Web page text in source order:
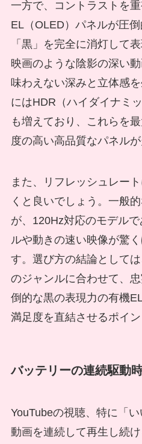
一方で、コントラストを
EL（OLED）パネルが圧
「黒」を完全に消灯して
映画のような陰影の深い
味わえない深みと立体感
にはHDR（ハイダイナミ
も増えており、これらを
度の高い高品質なパネルが
また、リフレッシュレー
くと良いでしょう。一般
が、120Hz対応のモデル
ルや動きの速い映像が驚
す。選び方の結論として
のジャンルに合わせて、
倒的な黒の表現力の有機
満足度を直結させるポイン
バッテリーの連続駆動
YouTubeの視聴、特に「
動画を連続して再生し続